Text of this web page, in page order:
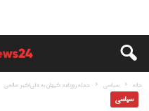
خانه سياسى حمله روزنامه کیهان به علی‌اکبر صالحی
سياسى